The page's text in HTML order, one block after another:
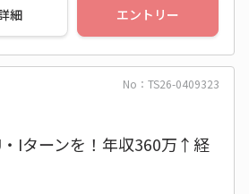
細 エントリー
No：TS26-0409323
Iターンを！年収360万↑経